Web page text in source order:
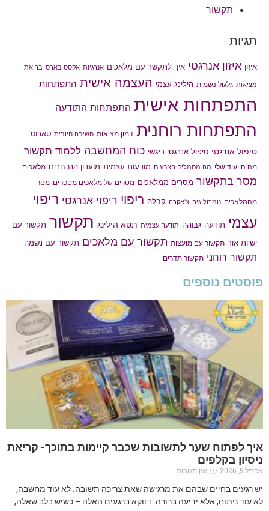
תקשור
תגיות
איזון איזון אנרגטי איך לתקשר עם מלאכים אנרגיות אקסס בארס בריאת
מציאות גלגול נשמות הילינג עצמי העצמה אישית התפתחות
התפתחות אישית התפתחות התודעה
התפתחות רוחנית זימון מציאות חשיבה חיובית טארוט
טיפול אנרגטי טיפול אנרגטי ריגשי כוח המחשבה ללמוד תקשור
מה הייעוד שלי מה מסמלים הצבעים מודעות עצמית מועדון הנבחרים מלאכים
מסר בתקשור מסרים ממלאכים מסרים של מלאכים מספרים מסר
מהמלאכים נומרולוגיה צ'אקרה קבלה ריפוי ריפוי אנרגטי ריפוי
עצמי תודעה גבוהה תודעה עצמית תטא הילינג תקשור תקשור עם
ישיות אור תקשור עם מועצות תקשור עם מלאכים תקשור עם נשמה
תקשור רוחני תקשור תדרים
פוסטים נוספים
איך לפתוח שער לתשובות שכבר קיימות בתוכך- קריאת
ניסיון בקלפים
אפריל 5, 2026
אין תגובות
יש רגעים בחיים שבהם את מרגישה שאת צריכה תשובה. לא עוד מחשבה,
לא עוד ניתוח, אלא ידיעה ברורה. דווקא ברגעים האלה – כשיש בלב שאלה,